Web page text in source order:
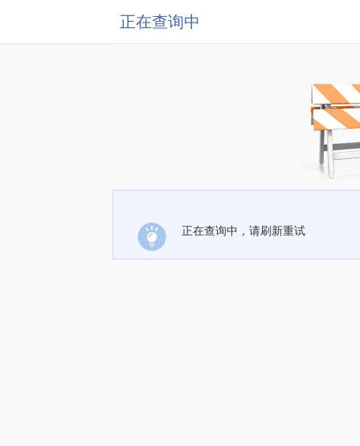
正在查询中
正在查询中，请刷新重试